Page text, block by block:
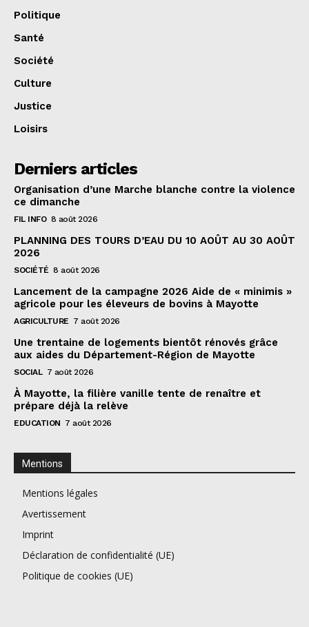
Politique
Santé
Société
Culture
Justice
Loisirs
Derniers articles
Organisation d’une Marche blanche contre la violence
ce dimanche
FIL INFO 8 août 2026
PLANNING DES TOURS D’EAU DU 10 AOÛT AU 30 AOÛT
2026
SOCIÉTÉ 8 août 2026
Lancement de la campagne 2026 Aide de « minimis »
agricole pour les éleveurs de bovins à Mayotte
AGRICULTURE 7 août 2026
Une trentaine de logements bientôt rénovés grâce
aux aides du Département-Région de Mayotte
SOCIAL 7 août 2026
À Mayotte, la filière vanille tente de renaître et
prépare déjà la relève
EDUCATION 7 août 2026
Mentions
Mentions légales
Avertissement
Imprint
Déclaration de confidentialité (UE)
Politique de cookies (UE)